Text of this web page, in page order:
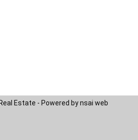
Estate - Powered by nsai web